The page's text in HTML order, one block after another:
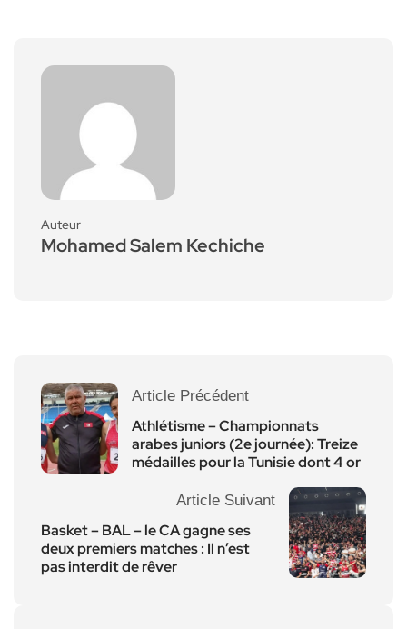
Auteur
Mohamed Salem Kechiche
Article Précédent
Athlétisme – Championnats
arabes juniors (2e journée): Treize
médailles pour la Tunisie dont 4 or
Article Suivant
Basket – BAL – le CA gagne ses
deux premiers matches : Il n’est
pas interdit de rêver